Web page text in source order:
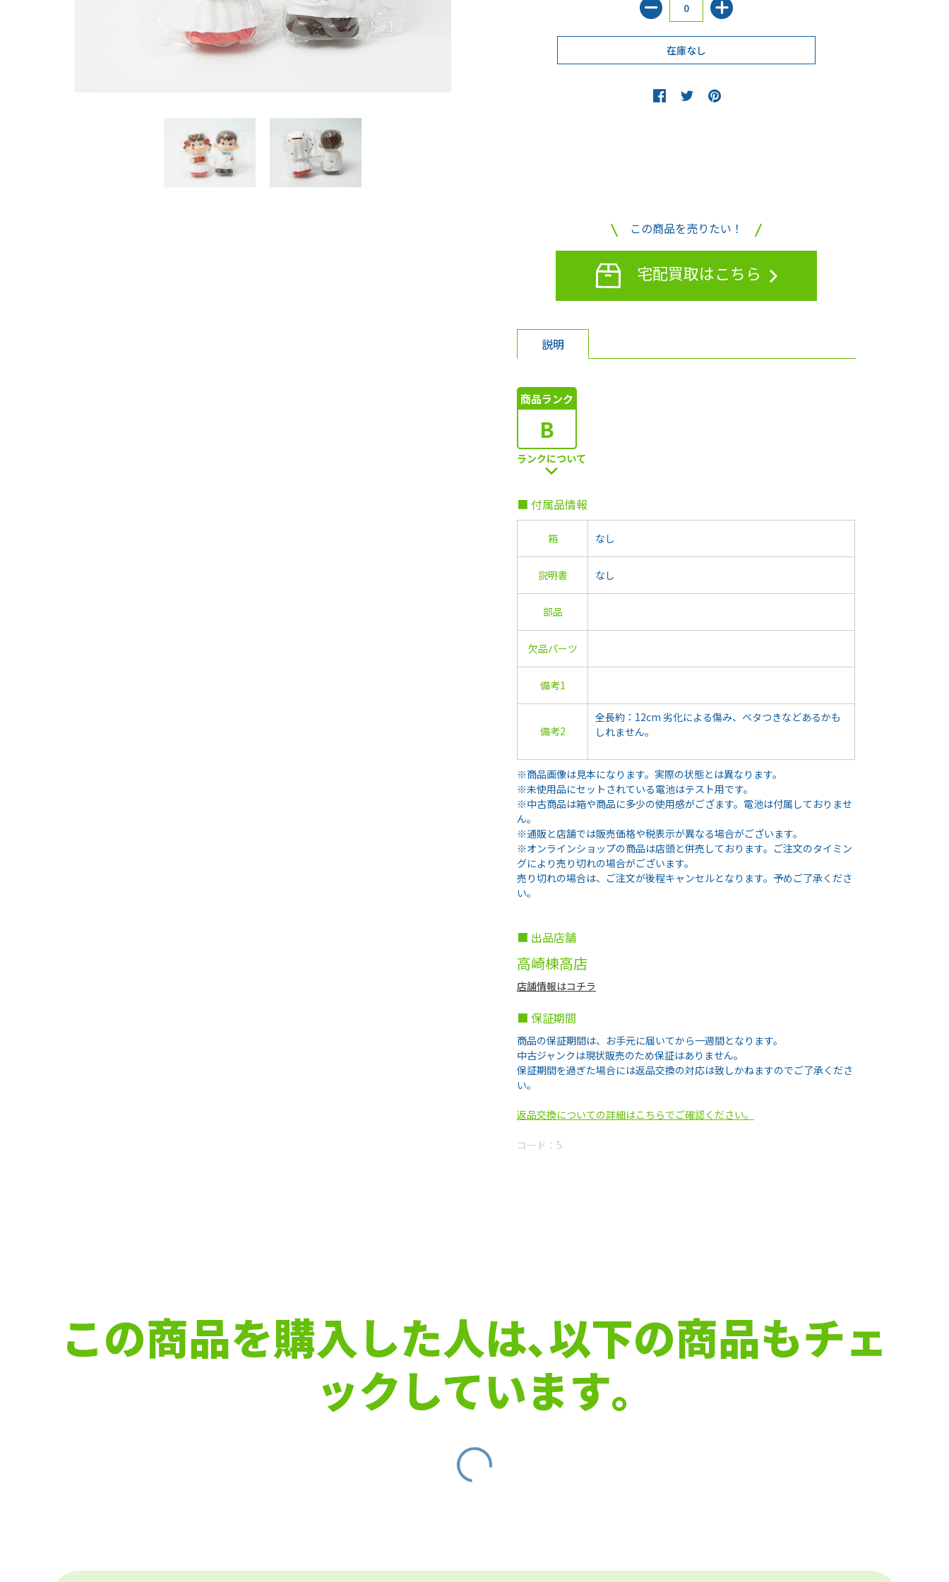
この商品を売りたい！
宅配買取はこちら
説明
商品ランク
B
ランクについて
■ 付属品情報
箱 なし
説明書 なし
部品
欠品パーツ
備考1
備考2
全長約：12cm 劣化による傷み、ベタつきなどあるかも
しれません。
※商品画像は見本になります。実際の状態とは異なります。
※未使用品にセットされている電池はテスト用です。
※中古商品は箱や商品に多少の使用感がござます。電池は付属しておりませ
ん。
※通販と店舗では販売価格や税表示が異なる場合がございます。
※オンラインショップの商品は店頭と併売しております。ご注文のタイミン
グにより売り切れの場合がございます。
売り切れの場合は、ご注文が後程キャンセルとなります。予めご了承くださ
い。
■ 出品店舗
高崎棟高店
店舗情報はコチラ
■ 保証期間
商品の保証期間は、お手元に届いてから一週間となります。
中古ジャンクは現状販売のため保証はありません。
保証期間を過ぎた場合には返品交換の対応は致しかねますのでご了承くださ
い。
返品交換についての詳細はこちらでご確認ください。
コード：5
この商品を購入した人は､以下の商品もチェ
ックしています｡